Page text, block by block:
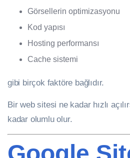
Görsellerin optimizasyonu
Kod yapısı
Hosting performansı
Cache sistemi
gibi birçok faktöre bağlıdır.
Bir web sitesi ne kadar hızlı
kadar olumlu olur.